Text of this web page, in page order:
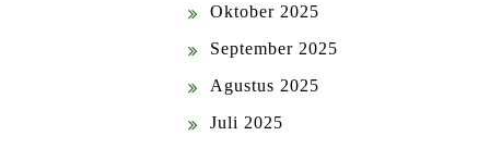
Oktober 2025
September 2025
Agustus 2025
Juli 2025